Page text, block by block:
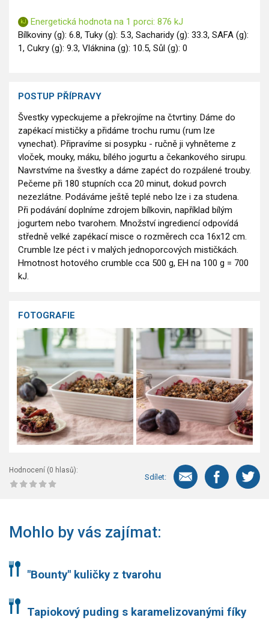
Energetická hodnota na 1 porci: 876 kJ
Bílkoviny (g): 6.8, Tuky (g): 5.3, Sacharidy (g): 33.3, SAFA (g):
1, Cukry (g): 9.3, Vláknina (g): 10.5, Sůl (g): 0
POSTUP PŘÍPRAVY
Švestky vypeckujeme a překrojíme na čtvrtiny. Dáme do
zapékací mističky a přidáme trochu rumu (rum lze
vynechat). Připravíme si posypku - ručně ji vyhněteme z
vloček, mouky, máku, bílého jogurtu a čekankového sirupu.
Navrstvíme na švestky a dáme zapéct do rozpálené trouby.
Pečeme při 180 stupních cca 20 minut, dokud povrch
nezezlátne. Podáváme ještě teplé nebo lze i za studena.
Při podávání doplníme zdrojem bílkovin, například bílým
jogurtem nebo tvarohem. Množství ingrediencí odpovídá
středně velké zapékací misce o rozměrech cca 16x12 cm.
Crumble lze péct i v malých jednoporcových mističkách.
Hmotnost hotového crumble cca 500 g, EH na 100 g = 700
kJ.
FOTOGRAFIE
Hodnocení (0 hlasů):
Sdílet:
Mohlo by vás zajímat:
"Bounty" kuličky z tvarohu
Tapiokový puding s karamelizovanými fíky